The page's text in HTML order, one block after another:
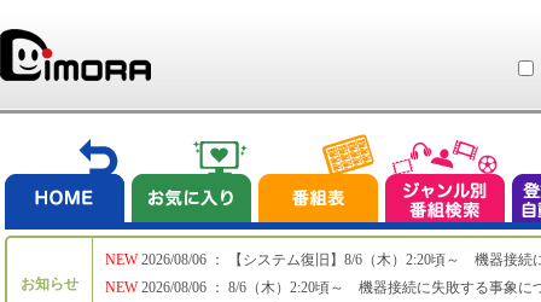
お知らせ
NEW
NEW
2026/08/06 ： 【システム復旧】8/6（木）2:20頃～ 機器接続
2026/08/06 ： 8/6（木）2:20頃～ 機器接続に失敗する事象に